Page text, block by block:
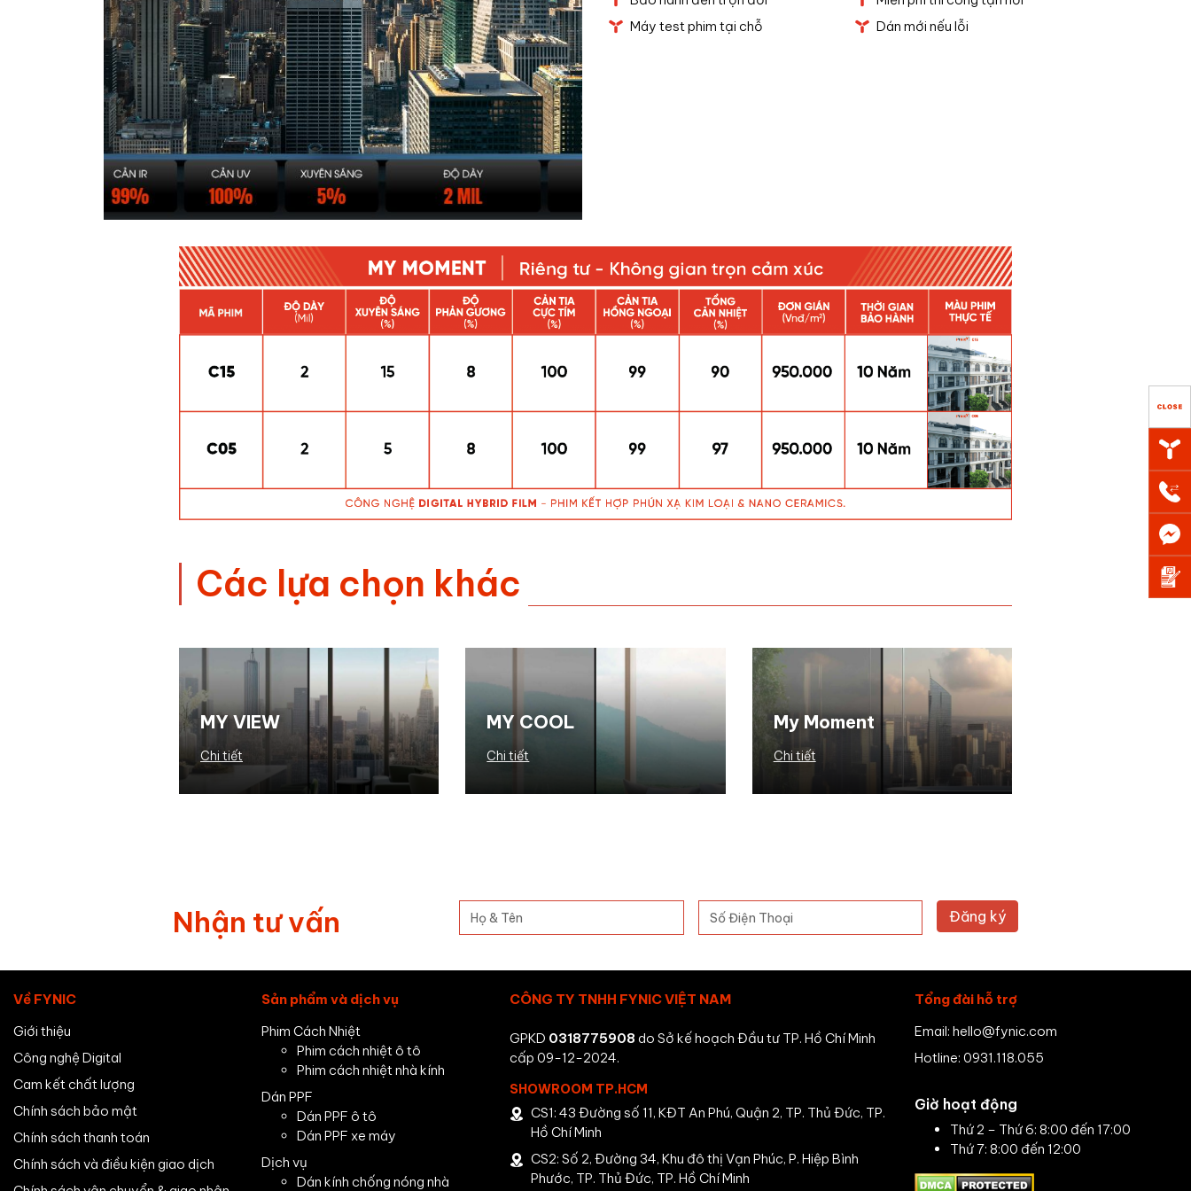
Máy test phim tại chỗ
Dán mới nếu lỗi
Các lựa chọn khác
MY VIEW
Chi tiết
MY COOL
Chi tiết
My Moment
Chi tiết
Nhận tư vấn
Về FYNIC
Giới thiệu
Công nghệ Digital
Cam kết chất lượng
Chính sách bảo mật
Chính sách thanh toán
Chính sách và điều kiện giao dịch
Sản phẩm và dịch vụ
Phim Cách Nhiệt
Phim cách nhiệt ô tô
Phim cách nhiệt nhà kính
Dán PPF
Dán PPF ô tô
Dán PPF xe máy
Dịch vụ
Dán kính chống nóng nhà
CÔNG TY TNHH FYNIC VIỆT NAM
GPKD 0318775908 do Sở kế hoạch Đầu tư TP. Hồ Chí Minh
cấp 09-12-2024.
SHOWROOM TP.HCM
CS1: 43 Đường số 11, KĐT An Phú, Quận 2, TP. Thủ Đức, TP.
Hồ Chí Minh
CS2: Số 2, Đường 34, Khu đô thị Vạn Phúc, P. Hiệp Bình
Phước, TP. Thủ Đức, TP. Hồ Chí Minh
Tổng đài hỗ trợ
Email: hello@fynic.com
Hotline: 0931.118.055
Giờ hoạt động
Thứ 2 – Thứ 6: 8:00 đến 17:00
Thứ 7: 8:00 đến 12:00